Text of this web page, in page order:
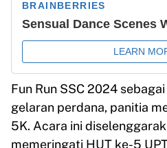
Fun Run SSC 2024
gelaran perdana, panitia
5K. Acara ini
memeringati HUT ke-5